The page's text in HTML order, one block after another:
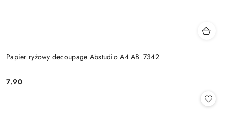
Papier ryżowy decoupage Abstudio A4 AB_7342
Cena:
7.90